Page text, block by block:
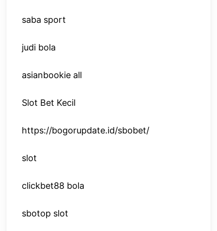
saba sport
judi bola
asianbookie all
Slot Bet Kecil
https://bogorupdate.id/sbobet/
slot
clickbet88 bola
sbotop slot